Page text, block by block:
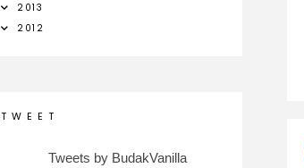
2013
2012
T W E E T
Tweets by BudakVanilla